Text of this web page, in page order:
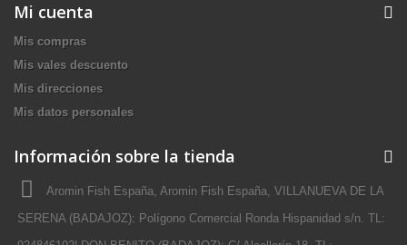
Mi cuenta
Mis compras
Mis vales descuento
Mis direcciones
Mis datos personales
Información sobre la tienda
Aromin Fish España, Aromin Fish España, VILLANUEVA DE LA
SERENA (BADAJOZ): Polígono Comercial Ronda Hispanidad s/n. TL: